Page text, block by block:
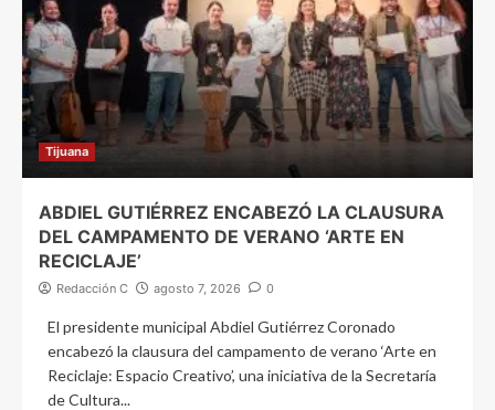
Tijuana
ABDIEL GUTIÉRREZ ENCABEZÓ LA CLAUSURA
DEL CAMPAMENTO DE VERANO ‘ARTE EN
RECICLAJE’
Redacción C agosto 7, 2026 0
El presidente municipal Abdiel Gutiérrez Coronado
encabezó la clausura del campamento de verano ‘Arte en
Reciclaje: Espacio Creativo’, una iniciativa de la Secretaría
de Cultura...